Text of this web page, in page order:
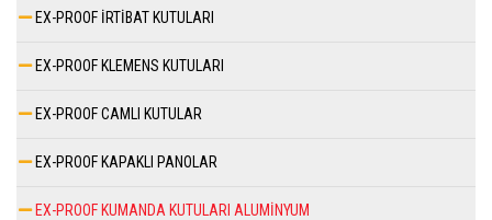
EX-PROOF İRTİBAT KUTULARI
EX-PROOF KLEMENS KUTULARI
EX-PROOF CAMLI KUTULAR
EX-PROOF KAPAKLI PANOLAR
EX-PROOF KUMANDA KUTULARI ALUMİNYUM